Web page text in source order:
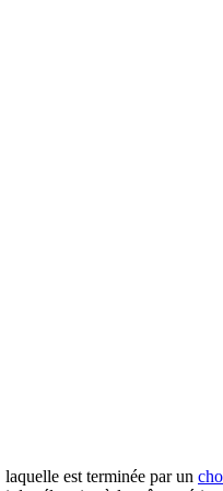
laquelle est terminée par un